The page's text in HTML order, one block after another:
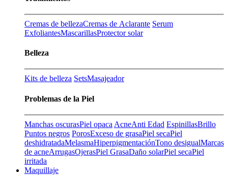
Cremas de bellezaCremas de Aclarante Serum
ExfoliantesMascarillasProtector solar
Belleza
Kits de belleza SetsMasajeador
Problemas de la Piel
Manchas oscurasPiel opaca AcneAnti Edad EspinillasBrillo
Puntos negros PorosExceso de grasaPiel secaPiel
deshidratadaMelasmaHiperpigmentaciónTono desigualMarcas
de acneArrugasOjerasPiel GrasaDaño solarPiel secaPiel
irritada
Maquillaje